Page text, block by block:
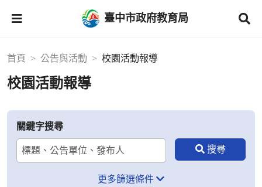
臺中市政府教育局
首頁 公告與活動 校園活動報導
校園活動報導
關鍵字搜尋
更多篩選條件